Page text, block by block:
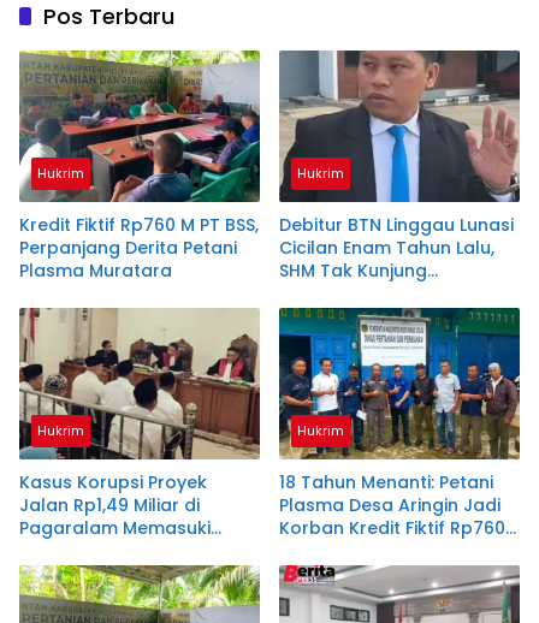
Pos Terbaru
Hukrim
Kredit Fiktif Rp760 M PT BSS,
Perpanjang Derita Petani
Plasma Muratara
Hukrim
Debitur BTN Linggau Lunasi
Cicilan Enam Tahun Lalu,
SHM Tak Kunjung
Hukrim
Kasus Korupsi Proyek
Jalan Rp1,49 Miliar di
Pagaralam Memasuki
Terdakwa Dituntut 2,5
Tahun Penjara
Hukrim
18 Tahun Menanti: Petani
Plasma Desa Aringin Jadi
Korban Kredit Fiktif Rp760